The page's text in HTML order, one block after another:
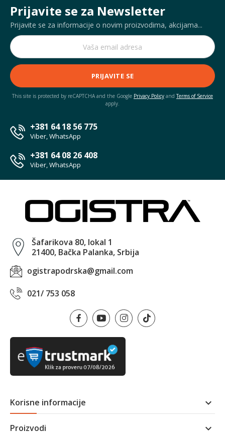
Prijavite se za Newsletter
Prijavite se za informacije o novim proizvodima, akcijama...
PRIJAVITE SE
This site is protected by reCAPTCHA and the Google Privacy Policy andTerms of Service
apply.
+381 64 18 56 775
Viber, WhatsApp
+381 64 08 26 408
Viber, WhatsApp
Šafarikova 80, lokal 1
21400, Bačka Palanka, Srbija
ogistrapodrska@gmail.com
021/ 753 058
Korisne informacije 
Proizvodi 